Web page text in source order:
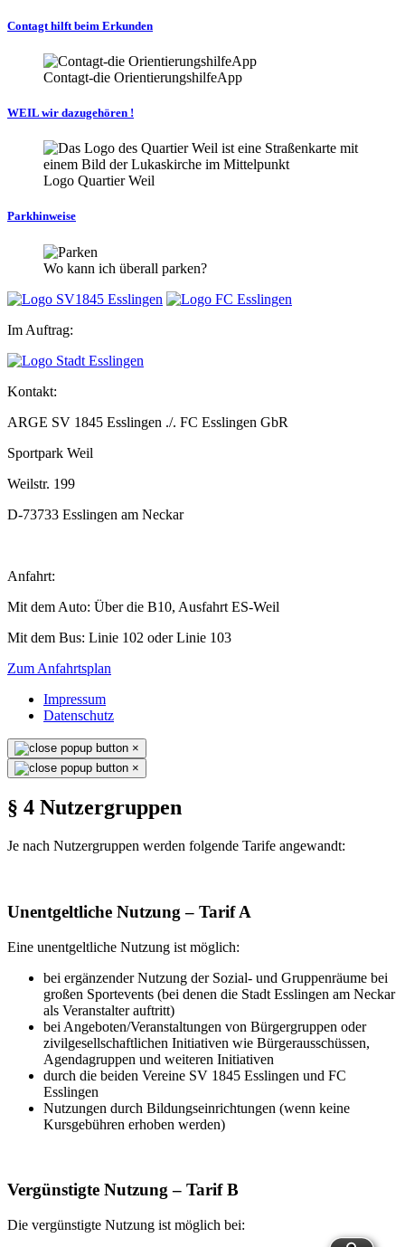
Contagt hilft beim Erkunden
Contagt-die OrientierungshilfeApp
WEIL wir dazugehören !
Logo Quartier Weil
Parkhinweise
Wo kann ich überall parken?
Im Auftrag:
Kontakt:
ARGE SV 1845 Esslingen ./. FC Esslingen GbR
Sportpark Weil
Weilstr. 199
D-73733 Esslingen am Neckar
Anfahrt:
Mit dem Auto: Über die B10, Ausfahrt ES-Weil
Mit dem Bus: Linie 102 oder Linie 103
Zum Anfahrtsplan
Impressum
Datenschutz
×
×
§ 4 Nutzergruppen
Je nach Nutzergruppen werden folgende Tarife angewandt:
Unentgeltliche Nutzung – Tarif A
Eine unentgeltliche Nutzung ist möglich:
bei ergänzender Nutzung der Sozial- und Gruppenräume bei
großen Sportevents (bei denen die Stadt Esslingen am Neckar
als Veranstalter auftritt)
bei Angeboten/Veranstaltungen von Bürgergruppen oder
zivilgesellschaftlichen Initiativen wie Bürgerausschüssen,
Agendagruppen und weiteren Initiativen
durch die beiden Vereine SV 1845 Esslingen und FC
Esslingen
Nutzungen durch Bildungseinrichtungen (wenn keine
Kursgebühren erhoben werden)
Vergünstigte Nutzung – Tarif B
Die vergünstigte Nutzung ist möglich bei: